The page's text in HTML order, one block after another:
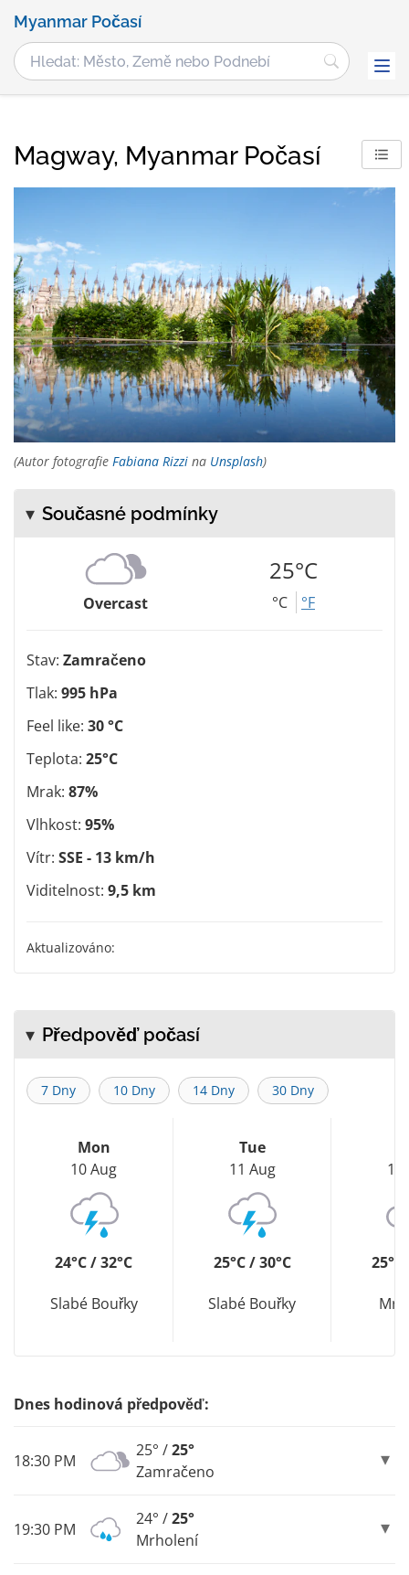
Myanmar Počasí
Magway, Myanmar Počasí
(Autor fotografie Fabiana Rizzi na Unsplash)
Současné podmínky
Overcast
25°C
°C °F
Stav: Zamračeno
Tlak: 995 hPa
Feel like: 30 °C
Teplota: 25°C
Mrak: 87%
Vlhkost: 95%
Vítr: SSE - 13 km/h
Viditelnost: 9,5 km
Aktualizováno:
Předpověď počasí
7 Dny 10 Dny 14 Dny 30 Dny
Mon
10 Aug
24°C / 32°C
Slabé Bouřky
Tue
11 Aug
25°C / 30°C
Slabé Bouřky
12
25°C
Dnes hodinová předpověď:
18:30 PM
25° /25°
Zamračeno
19:30 PM
24° /25°
Mrholení